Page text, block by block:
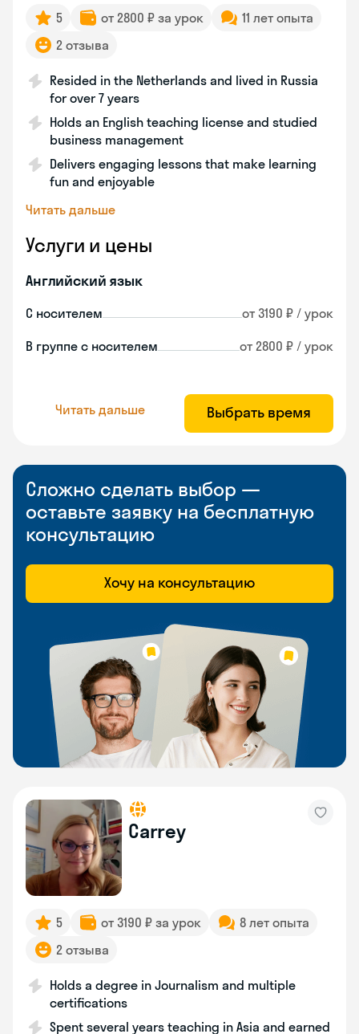
5 от 2800 ₽ за урок
11 лет опыта
2 отзыва
Resided in the Netherlands and lived in Russia
for over 7 years
Holds an English teaching license and studied
business management
Delivers engaging lessons that make learning
fun and enjoyable
Читать дальше
Услуги и цены
Английский язык
С носителем от 3190 ₽ / урок
В группе с носителем от 2800 ₽ / урок
Читать дальше Выбрать время
Сложно сделать выбор —
оставьте заявку на бесплатную
консультацию
Хочу на консультацию
Carrey
5 от 3190 ₽ за урок
8 лет опыта
2 отзыва
Holds a degree in Journalism and multiple
certifications
Spent several years teaching in Asia and earned